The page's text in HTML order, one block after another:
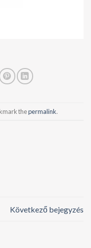
thepermalink.
Következő bejegyzés